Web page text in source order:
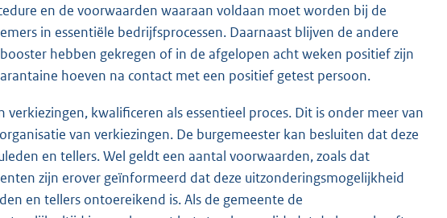
en de voorwaarden waaraan voldaan moet worden bij de
in essentiële bedrijfsprocessen. Daarnaast blijven de andere
hebben gekregen of in de afgelopen acht weken positief zijn
hoeven na contact met een positief getest persoon.
verkiezingen, kwalificeren als essentieel proces. Dit is onder meer van
van verkiezingen. De burgemeester kan besluiten dat deze
en tellers. Wel geldt een aantal voorwaarden, zoals dat
zijn erover geïnformeerd dat deze uitzonderingsmogelijkheid
en tellers ontoereikend is. Als de gemeente de